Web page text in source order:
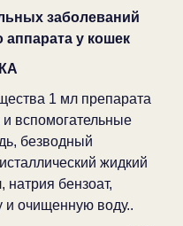
заболеваний
аппарата у кошек
1 мл препарата
вспомогательные
безводный
жидкий
натрия бензоат,
и очищенную воду..